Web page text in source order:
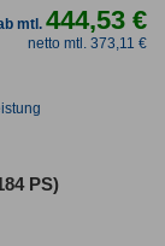
mtl.444,53 €
netto mtl. 373,11 €
PS)